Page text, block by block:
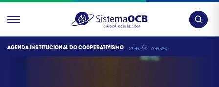
AGENDA INSTITUCIONAL DO COOPERATIVISMO